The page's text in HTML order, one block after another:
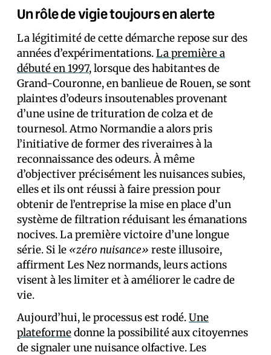
Un rôle de vigie toujours en alerte
La légitimité de cette démarche repose sur des
années d’expérimentations.La première a
débuté en 1997, lorsque des habitant·es de
Grand-Couronne, en banlieue de Rouen, se sont
plaint·es d’odeurs insoutenables provenant
d’une usine de trituration de colza et de
tournesol. Atmo Normandie a alors pris
l’initiative de former des riverain·es à la
reconnaissance des odeurs. À même
d’objectiver précisément les nuisances subies,
elles et ils ont réussi à faire pression pour
obtenir de l’entreprise la mise en place d’un
système de filtration réduisant les émanations
nocives. La première victoire d’une longue
série. Si le «zéro nuisance» reste illusoire,
affirment Les Nez normands, leurs actions
visent à les limiter et à améliorer le cadre de
vie.
Aujourd’hui, le processus est rodé.Une
plateformedonne la possibilité aux citoyen·nes
de signaler une nuisance olfactive. Les